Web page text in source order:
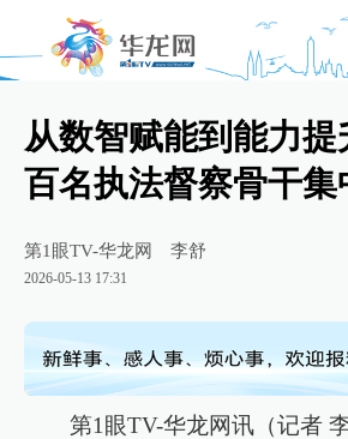
从数智赋能到能力提
百名执法督察骨干集
第1眼TV-华龙网 李舒
2026-05-13 17:31
第1眼TV-华龙网讯（记者